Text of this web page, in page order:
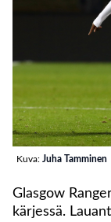
Kuva: Juha Tamminen
Glasgow
kärjessä.